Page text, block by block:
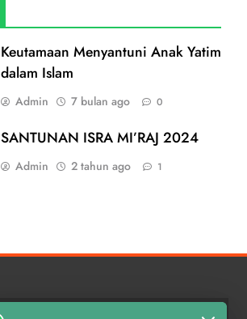
Keutamaan Menyantuni Anak Yatim
dalam Islam
Admin 7 bulan ago 0
SANTUNAN ISRA MI’RAJ 2024
Admin 2 tahun ago 1